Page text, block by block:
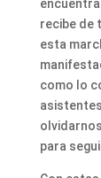
recibe de
esta
como lo
para